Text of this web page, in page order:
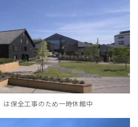
は保全工事のため一時休館中